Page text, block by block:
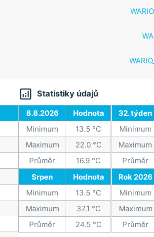
 Statistiky údajů
8.8.2026
Hodnota
Minimum
13.5 °C
Maximum
22.0 °C
Průměr
16.9 °C
32. týden
Minimum
Maximum
Průměr
Srpen
Hodnota
Minimum
13.5 °C
Maximum
37.1 °C
Průměr
24.5 °C
Rok 2026
Minimum
Maximum
Průměr